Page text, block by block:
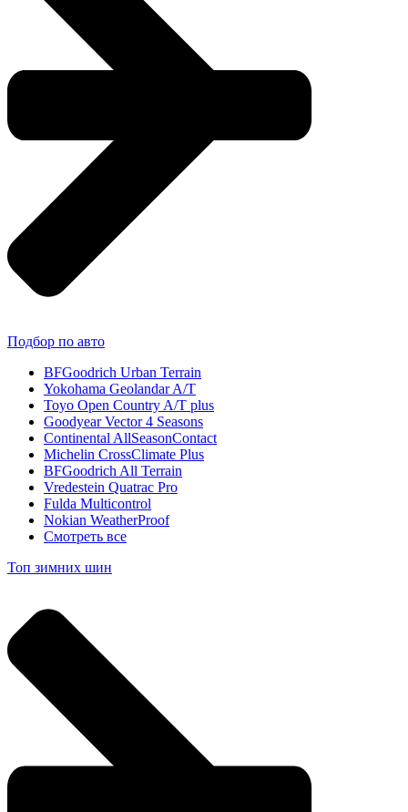
Подбор по авто
BFGoodrich Urban Terrain
Yokohama Geolandar A/T
Toyo Open Country A/T plus
Goodyear Vector 4 Seasons
Continental AllSeasonContact
Michelin CrossClimate Plus
BFGoodrich All Terrain
Vredestein Quatrac Pro
Fulda Multicontrol
Nokian WeatherProof
Смотреть все
Топ зимних шин